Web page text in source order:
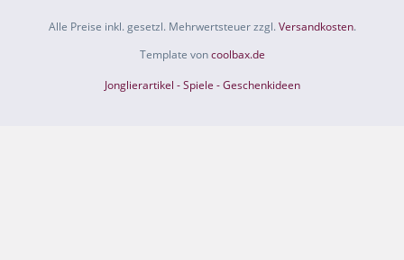
Alle Preise inkl. gesetzl. Mehrwertsteuer zzgl.Versandkosten.
Template voncoolbax.de
Jonglierartikel - Spiele - Geschenkideen